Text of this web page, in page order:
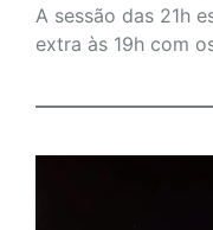
A sessão das 21h
extra às 19h com